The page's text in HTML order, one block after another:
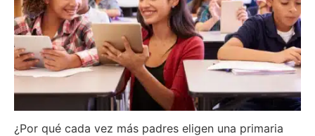
¿Por qué cada vez más padres eligen una primaria